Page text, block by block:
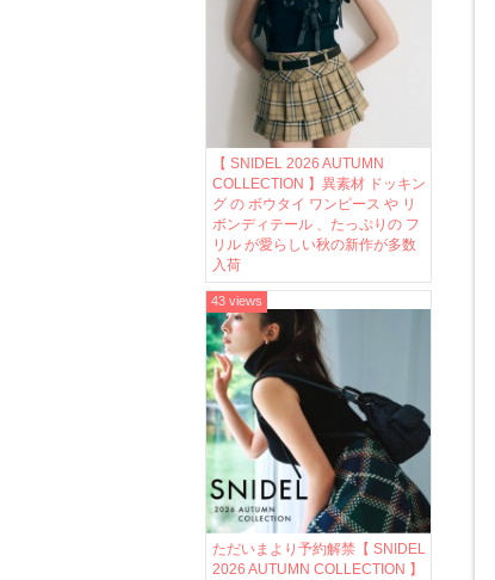
【 SNIDEL 2026 AUTUMN
COLLECTION 】異素材 ドッキン
グ の ボウタイ ワンピース や リ
ボンディテール 、たっぷりの フ
リル が愛らしい秋の新作が多数
入荷
ただいまより予約解禁【 SNIDEL
2026 AUTUMN COLLECTION 】
43 views